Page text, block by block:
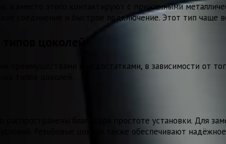
а вместо этого контактируют с прижимными
соединение и быстрое подключение. Этот тип чаще
преимуществами и недостатками, в зависимости от
распространены благодаря простоте установки. Для
Резьбовые цоколи также обеспечивают